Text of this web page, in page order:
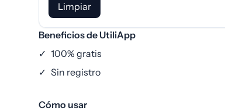
Limpiar
Beneficios de UtiliApp
✓ 100% gratis
✓ Sin registro
Cómo usar